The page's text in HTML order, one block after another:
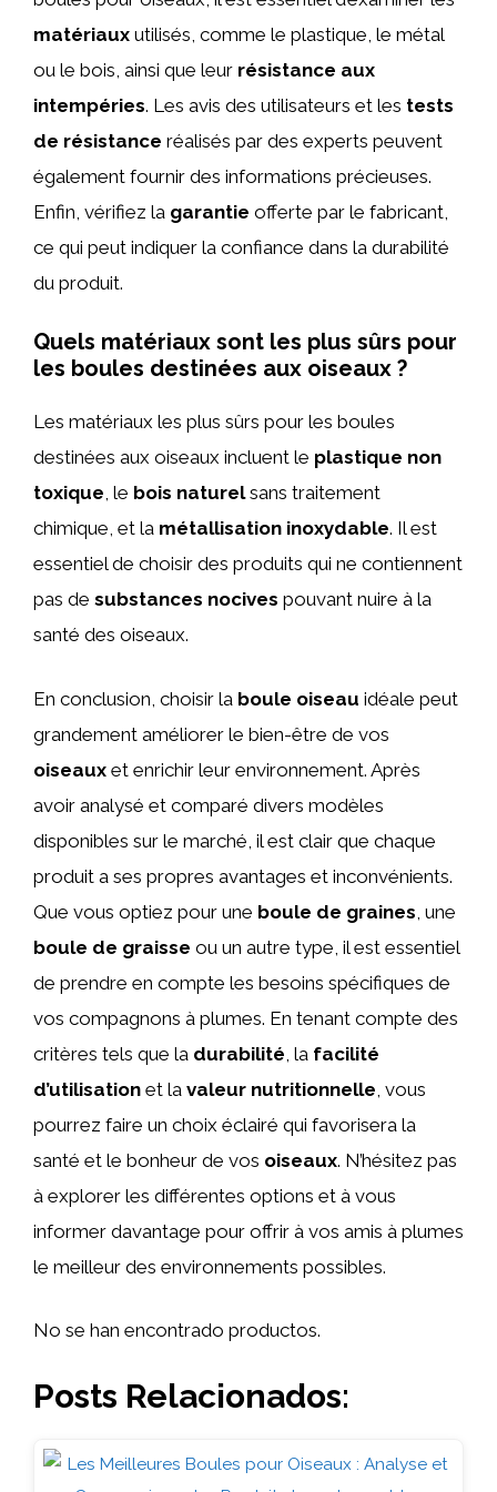
matériaux utilisés, comme le plastique, le métal
ou le bois, ainsi que leur résistance aux
intempéries. Les avis des utilisateurs et les tests
de résistance réalisés par des experts peuvent
également fournir des informations précieuses.
Enfin, vérifiez la garantie offerte par le fabricant,
ce qui peut indiquer la confiance dans la durabilité
du produit.
Quels matériaux sont les plus sûrs pour
les boules destinées aux oiseaux ?
Les matériaux les plus sûrs pour les boules
destinées aux oiseaux incluent le plastique non
toxique, le bois naturelsans traitement
chimique, et la métallisation inoxydable. Il est
essentiel de choisir des produits qui ne contiennent
pas de substances nocives pouvant nuire à la
santé des oiseaux.
En conclusion, choisir la boule oiseau idéale peut
grandement améliorer le bien-être de vos
oiseaux et enrichir leur environnement. Après
avoir analysé et comparé divers modèles
disponibles sur le marché, il est clair que chaque
produit a ses propres avantages et inconvénients.
Que vous optiez pour une boule de graines , une
boule de graisse ou un autre type, il est essentiel
de prendre en compte les besoins spécifiques de
vos compagnons à plumes. En tenant compte des
critères tels que la durabilité , la facilité
d’utilisation et la valeur nutritionnelle , vous
pourrez faire un choix éclairé qui favorisera la
santé et le bonheur de vos oiseaux. N’hésitez pas
à explorer les différentes options et à vous
informer davantage pour offrir à vos amis à plumes
le meilleur des environnements possibles.
No se han encontrado productos.
Posts Relacionados: